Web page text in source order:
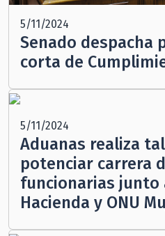
5/11/2024
Senado despacha
corta de
5/11/2024
Aduanas realiza
potenciar carrera
funcionarias junto
Hacienda y ONU